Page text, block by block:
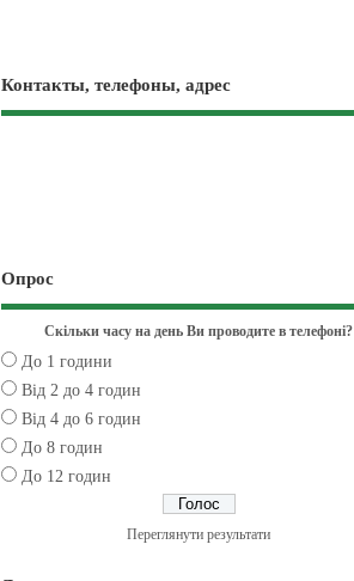
Контакты, телефоны, адрес
Опрос
Скільки часу на день Ви проводите в телефоні?
До 1 години
Від 2 до 4 годин
Від 4 до 6 годин
До 8 годин
До 12 годин
Переглянути результати